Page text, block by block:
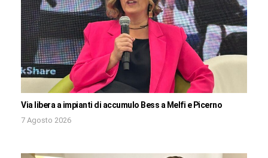
Via libera a impianti di accumulo Bess a Melfi e Picerno
7 Agosto 2026